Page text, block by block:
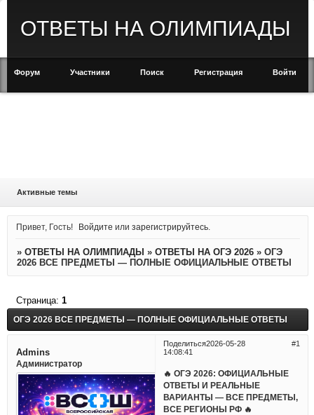
ОТВЕТЫ НА ОЛИМПИАДЫ
Форум Участники Поиск Регистрация Войти
Активные темы
Привет, Гость! Войдите илизарегистрируйтесь
» ОТВЕТЫ НА ОЛИМПИАДЫ » ОТВЕТЫ НА ОГЭ 2026 » ОГЭ
2026 ВСЕ ПРЕДМЕТЫ — ПОЛНЫЕ ОФИЦИАЛЬНЫЕ ОТВЕТЫ
ОГЭ 2026 ВСЕ ПРЕДМЕТЫ — ПОЛНЫЕ ОФИЦИАЛЬНЫЕ ОТВЕТЫ
Страница: 1
Поделиться 1
2026-05-28
14:08:41
Admins
Администратор
🔥 ОГЭ 2026: ОФИЦИАЛЬНЫЕ
ОТВЕТЫ И РЕАЛЬНЫЕ
ВАРИАНТЫ — ВСЕ ПРЕДМЕТЫ,
ВСЕ РЕГИОНЫ РФ 🔥